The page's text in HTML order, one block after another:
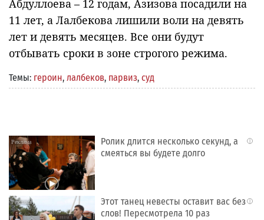
Абдуллоева – 12 годам, Азизова посадили на
11 лет, а Лалбекова лишили воли на девять
лет и девять месяцев. Все они будут
отбывать сроки в зоне строгого режима.
Темы: героин, лалбеков, парвиз, суд
i
Ролик длится несколько секунд, а
смеяться вы будете долго
i
Этот танец невесты оставит вас без
слов! Пересмотрела 10 раз